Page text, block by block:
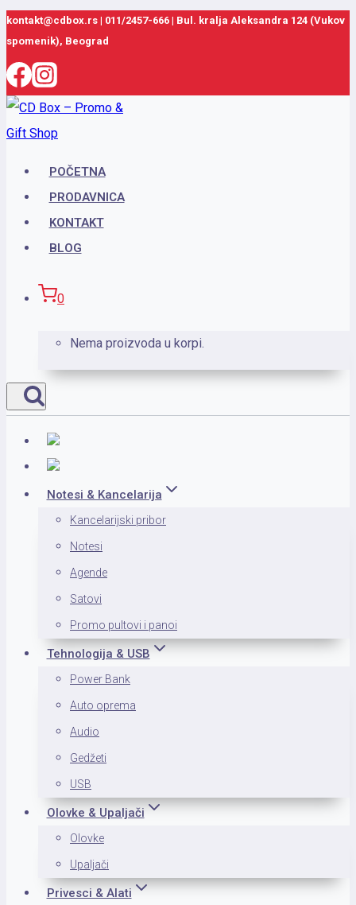
Skip
to
content
kontakt@cdbox.rs | 011/2457-666 | Bul. kralja Aleksandra 124 (Vukov
spomenik), Beograd
POČETNA
PRODAVNICA
KONTAKT
BLOG
0
Nema proizvoda u korpi.
Notesi & Kancelarija
Kancelarijski pribor
Notesi
Agende
Satovi
Promo pultovi i panoi
Tehnologija & USB
Power Bank
Auto oprema
Audio
Gedžeti
USB
Olovke & Upaljači
Olovke
Upaljači
Privesci & Alati